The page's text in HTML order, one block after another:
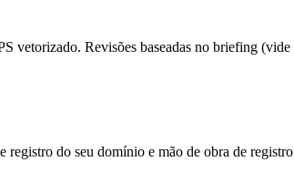
vetorizado. Revisões baseadas no briefing
do seu domínio e mão de obra de